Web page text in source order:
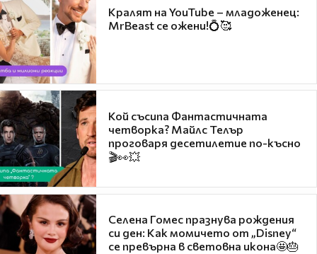
Кралят на YouTube – младоженец:
MrBeast се ожени!💍🥰
Кой съсипа Фантастичната
четворка? Майлс Телър
проговаря десетилетие по-късно
🎬👀💥
Селена Гомес празнува рождения
си ден: Как момичето от „Disney“
се превърна в световна икона🤩🎂